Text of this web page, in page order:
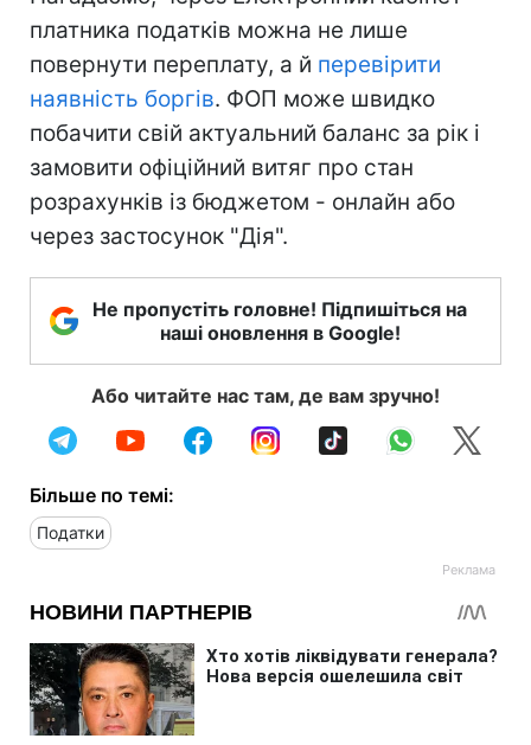
платника податків можна не лише
повернути переплату, а й перевірити
наявність боргів. ФОП може швидко
побачити свій актуальний баланс за рік і
замовити офіційний витяг про стан
розрахунків із бюджетом - онлайн або
через застосунок "Дія".
Не пропустіть головне! Підпишіться на
наші оновлення в Google!
Або читайте нас там, де вам зручно!
Більше по темі:
Податки